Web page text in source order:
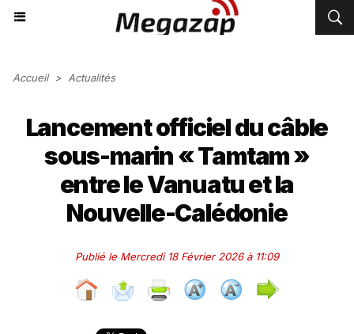
Accueil > Actualités
Lancement officiel du câble
sous-marin « Tamtam »
entre le Vanuatu et la
Nouvelle-Calédonie
Publié le Mercredi 18 Février 2026 à 11:09